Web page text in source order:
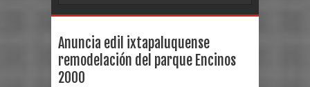
Anuncia edil ixtapaluquense
remodelación del parque Encinos
2000